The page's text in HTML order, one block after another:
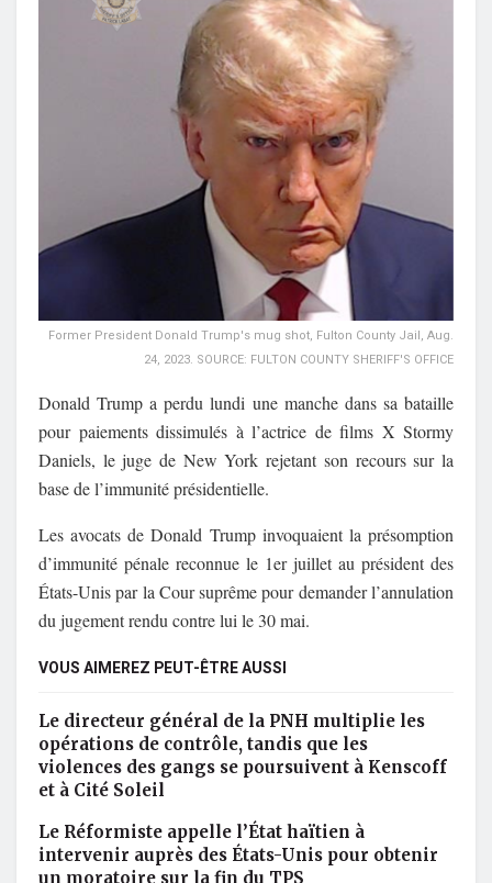
Former President Donald Trump's mug shot, Fulton County Jail, Aug.
24, 2023. SOURCE: FULTON COUNTY SHERIFF'S OFFICE
Donald Trump a perdu lundi une manche dans sa bataille
pour paiements dissimulés à l’actrice de films X Stormy
Daniels, le juge de New York rejetant son recours sur la
base de l’immunité présidentielle.
Les avocats de Donald Trump invoquaient la présomption
d’immunité pénale reconnue le 1er juillet au président des
États-Unis par la Cour suprême pour demander l’annulation
du jugement rendu contre lui le 30 mai.
VOUS AIMEREZ PEUT-ÊTRE AUSSI
Le directeur général de la PNH multiplie les
opérations de contrôle, tandis que les
violences des gangs se poursuivent à Kenscoff
et à Cité Soleil
Le Réformiste appelle l’État haïtien à
intervenir auprès des États-Unis pour obtenir
un moratoire sur la fin du TPS